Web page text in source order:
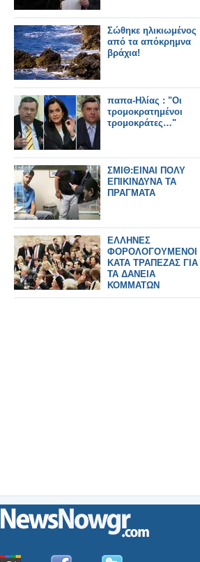
Σώθηκε ηλικιωμένος
από τα απόκρημνα
βράχια!
παπα-Ηλίας : "Οι
τρομοκρατημένοι
τρομοκράτες…"
ΣΜΙΘ:ΕΙΝΑΙ ΠΟΛΥ
ΕΠΙΚΙΝΔΥΝΑ ΤΑ
ΠΡΑΓΜΑΤΑ
ΕΛΛΗΝΕΣ
ΦΟΡΟΛΟΓΟΥΜΕΝΟΙ
ΚΑΤΑ ΤΡΑΠΕΖΑΣ ΓΙΑ
ΤΑ ΔΑΝΕΙΑ
ΚΟΜΜΑΤΩΝ